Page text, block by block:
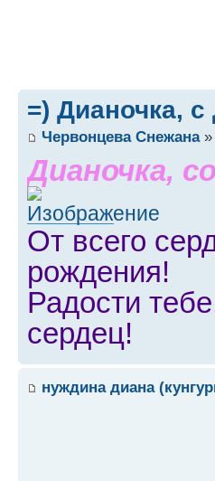
=) Дианочка,
Червонцева Снежана»
Дианочка,
От всего
рождения!
Радости
сердец!
нуждина диана